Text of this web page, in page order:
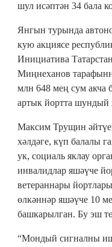
шул исәптән 34 бала
Янгын турында
кую акциясе
Инициатива
Миңнеханов
млн 648 мең сум акча
артык йортта
Максим Трущин
хәлдәге, күп балалы
ук, социаль яклау
инвалидлар яшәүче
ветераннары
өлкәннәр яшәүче 10
башкарылган. Бу эш
“Мондый сигналны